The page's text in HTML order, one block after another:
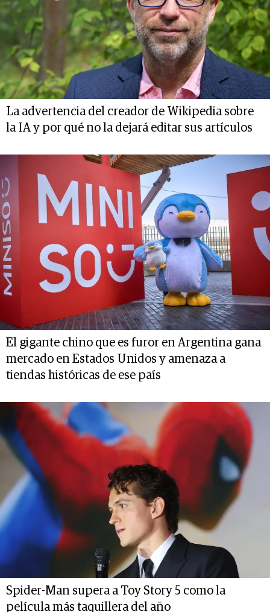
La advertencia del creador de Wikipedia sobre
la IA y por qué no la dejará editar sus artículos
El gigante chino que es furor en Argentina gana
mercado en Estados Unidos y amenaza a
tiendas históricas de ese país
Spider-Man supera a Toy Story 5 como la
película más taquillera del año